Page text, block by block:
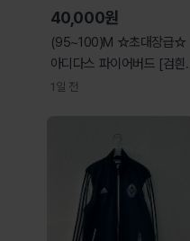
40,000원
(95~100)M ☆초대장급☆
아디다스 파이어버드 [검흰]
트랙탑져지
1일 전